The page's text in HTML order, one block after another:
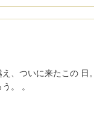
、ついに来たこの 日。
。 。